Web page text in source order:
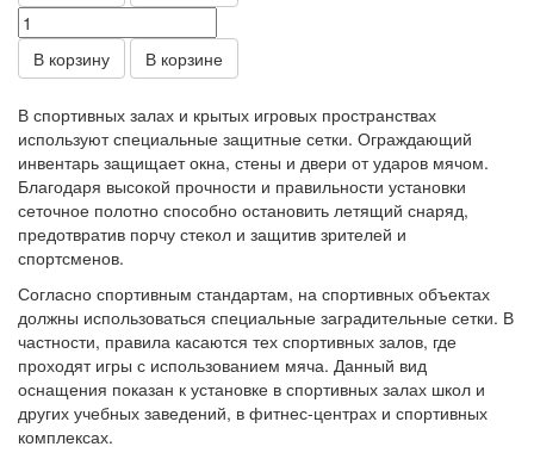
В корзину В корзине
В спортивных залах и крытых игровых пространствах
используют специальные защитные сетки. Ограждающий
инвентарь защищает окна, стены и двери от ударов мячом.
Благодаря высокой прочности и правильности установки
сеточное полотно способно остановить летящий снаряд,
предотвратив порчу стекол и защитив зрителей и
спортсменов.
Согласно спортивным стандартам, на спортивных объектах
должны использоваться специальные заградительные сетки. В
частности, правила касаются тех спортивных залов, где
проходят игры с использованием мяча. Данный вид
оснащения показан к установке в спортивных залах школ и
других учебных заведений, в фитнес-центрах и спортивных
комплексах.